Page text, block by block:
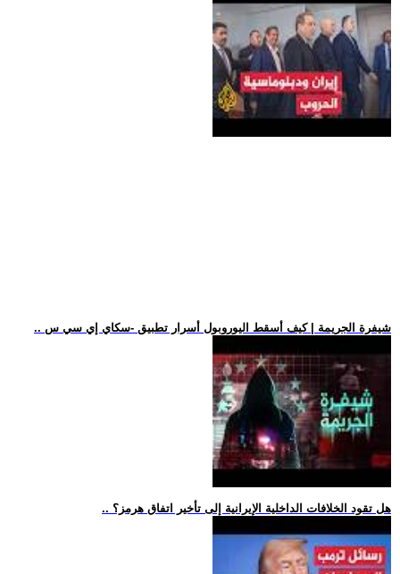
.. شيفرة الجريمة | كيف أسقط اليوروبول أسرار تطبيق -سكاي إي سي س
.. هل تقود الخلافات الداخلية الإيرانية إلى تأخير اتفاق هرمز؟